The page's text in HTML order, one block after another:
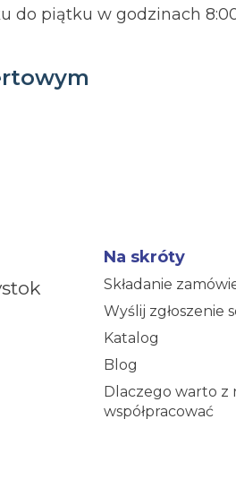
do piątku w godzinach
Na skróty
Składanie
Wyślij zgłoszenie
Katalog
Blog
Dlaczego warto z
współpracować